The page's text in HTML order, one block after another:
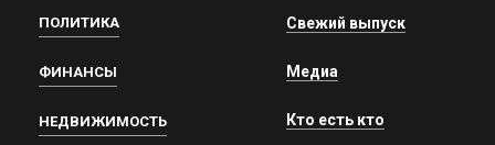
ПОЛИТИКА
ФИНАНСЫ
НЕДВИЖИМОСТЬ
Свежий выпуск
Медиа
Кто есть кто